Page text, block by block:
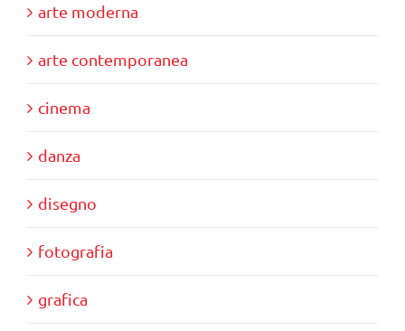
arte moderna
arte contemporanea
cinema
danza
disegno
fotografia
grafica